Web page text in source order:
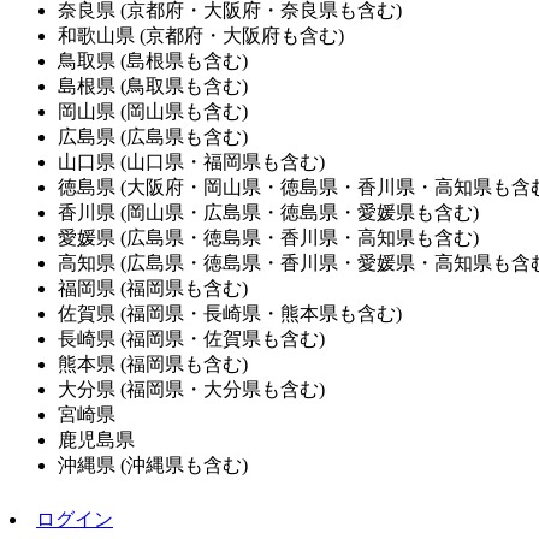
奈良県 (京都府・大阪府・奈良県も含む)
和歌山県 (京都府・大阪府も含む)
鳥取県 (島根県も含む)
島根県 (鳥取県も含む)
岡山県 (岡山県も含む)
広島県 (広島県も含む)
山口県 (山口県・福岡県も含む)
徳島県 (大阪府・岡山県・徳島県・香川県・高知県も含
香川県 (岡山県・広島県・徳島県・愛媛県も含む)
愛媛県 (広島県・徳島県・香川県・高知県も含む)
高知県 (広島県・徳島県・香川県・愛媛県・高知県も含
福岡県 (福岡県も含む)
佐賀県 (福岡県・長崎県・熊本県も含む)
長崎県 (福岡県・佐賀県も含む)
熊本県 (福岡県も含む)
大分県 (福岡県・大分県も含む)
宮崎県
鹿児島県
沖縄県 (沖縄県も含む)
ログイン